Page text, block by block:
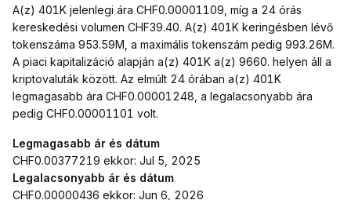
A(z) 401K jelenlegi ára CHF0.00001109, míg a 24 órás
kereskedési volumen CHF39.40. A(z) 401K keringésben lévő
tokenszáma 953.59M, a maximális tokenszám pedig 993.26M.
A piaci kapitalizáció alapján a(z) 401K a(z) 9660. helyen áll a
kriptovaluták között. Az elmúlt 24 órában a(z) 401K
legmagasabb ára CHF0.00001248, a legalacsonyabb ára
pedig CHF0.00001101 volt.
Legmagasabb ár és dátum
CHF0.00377219 ekkor: Jul 5, 2025
Legalacsonyabb ár és dátum
CHF0.00000436 ekkor: Jun 6, 2026